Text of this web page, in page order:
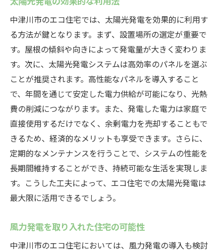
中津川市のエコ住宅では、太陽光発電を効果的に利用す
る方法が鍵となります。まず、設置場所の選定が重要で
す。屋根の傾斜や向きによって発電量が大きく変わりま
す。次に、太陽光発電システムは高効率のパネルを選ぶ
ことが推奨されます。高性能なパネルを導入すること
で、年間を通じて安定した電力供給が可能になり、光熱
費の削減につながります。また、発電した電力は家庭で
直接使用するだけでなく、余剰電力を売却することもで
きるため、経済的なメリットも享受できます。さらに、
定期的なメンテナンスを行うことで、システムの性能を
長期間維持することができ、持続可能な生活を実現しま
す。こうした工夫によって、エコ住宅での太陽光発電は
最大限に活用できるでしょう。
風力発電を取り入れた住宅の可能性
中津川市のエコ住宅においては、風力発電の導入も検討